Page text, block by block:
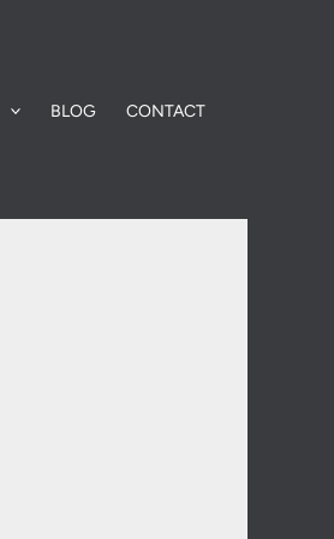
BLOG CONTACT